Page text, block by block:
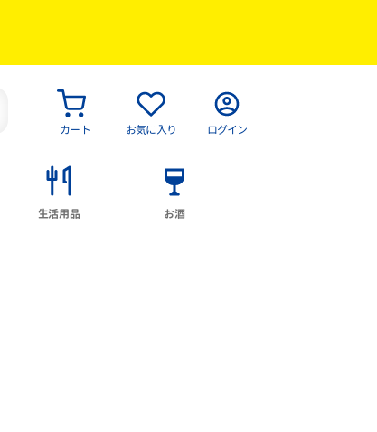
カート お気に入り ログイン
生活用品 お酒